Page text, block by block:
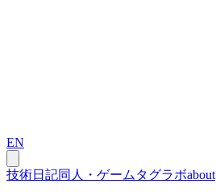
EN
技術日記同人・ゲーム タグラボabout